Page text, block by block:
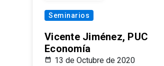
Seminarios
Vicente Jiménez, PUC
Economía
13 de Octubre de 2020